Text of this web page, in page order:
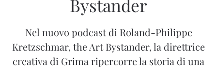
Bystander
Nel nuovo podcast di Roland-Philippe
Kretzschmar, the Art Bystander, la direttrice
creativa di Grima ripercorre la storia di una